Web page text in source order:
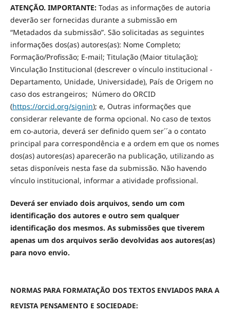
ATENÇÃO. IMPORTANTE: Todas as informações de autoria
deverão ser fornecidas durante a submissão em
“Metadados da submissão”. São solicitadas as seguintes
informações dos(as) autores(as): Nome Completo;
Formação/Profissão; E-mail; Titulação (Maior titulação);
Vinculação Institucional (descrever o vínculo institucional -
Departamento, Unidade, Universidade), País de Origem no
caso dos estrangeiros; Número do ORCID
(https://orcid.org/signin); e, Outras informações que
considerar relevante de forma opcional. No caso de textos
em co-autoria, deverá ser definido quem ser´´a o contato
principal para correspondência e a ordem em que os nomes
dos(as) autores(as) aparecerão na publicação, utilizando as
setas disponíveis nesta fase da submissão. Não havendo
vínculo institucional, informar a atividade profissional.
Deverá ser enviado dois arquivos, sendo um com
identificação dos autores e outro sem qualquer
identificação dos mesmos. As submissões que tiverem
apenas um dos arquivos serão devolvidas aos autores(as)
para novo envio.
NORMAS PARA FORMATAÇÃO DOS TEXTOS ENVIADOS PARA A
REVISTA PENSAMENTO E SOCIEDADE: